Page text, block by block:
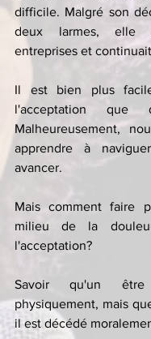
difficile. Malgré son
deux larmes, elle
entreprises et
Il est bien plus
l'acceptation
Malheureusement,
apprendre à
avancer.
Mais comment faire
milieu de la
l'acceptation?
Savoir qu'un
physiquement, mais
il est décédé